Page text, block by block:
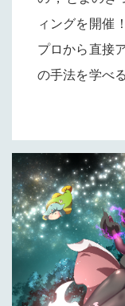
ィングを開催 ！
プロから直接
の手法を学べ